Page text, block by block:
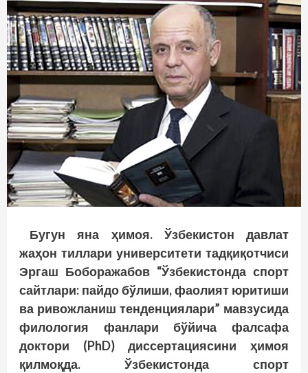
Бугун яна ҳимоя. Ўзбекистон давлат
жаҳон тиллари университети тадқиқотчиси
Эргаш Боборажабов “Ўзбекистонда спорт
сайтлари: пайдо бўлиши, фаолият юритиши
ва ривожланиш тенденциялари” мавзусида
филология фанлари бўйича фалсафа
доктори (PhD) диссертациясини ҳимоя
қилмоқда. Ўзбекистонда спорт